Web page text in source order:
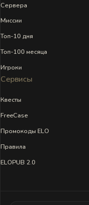
Сервера
Миссии
Топ-10 дня
Топ-100 месяца
Игроки
Сервисы
Квесты
FreeCase
Промокоды ELO
Правила
ELOPUB 2.0